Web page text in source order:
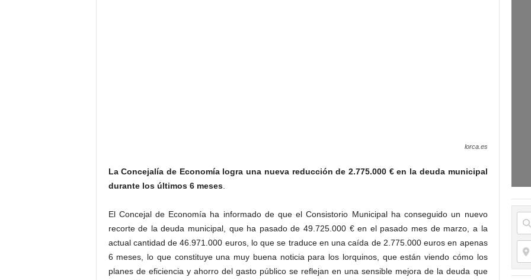
lorca.es
La Concejalía de Economía logra una nueva reducción de 2.775.000 € en la deuda municipal
durante los últimos 6 meses.
El Concejal de Economía ha informado de que el Consistorio Municipal ha conseguido un nuevo
recorte de la deuda municipal, que ha pasado de 49.725.000 € en el pasado mes de marzo, a la
actual cantidad de 46.971.000 euros, lo que se traduce en una caída de 2.775.000 euros en apenas
6 meses, lo que constituye una muy buena noticia para los lorquinos, que están viendo cómo los
planes de eficiencia y ahorro del gasto público se reflejan en una sensible mejora de la deuda que